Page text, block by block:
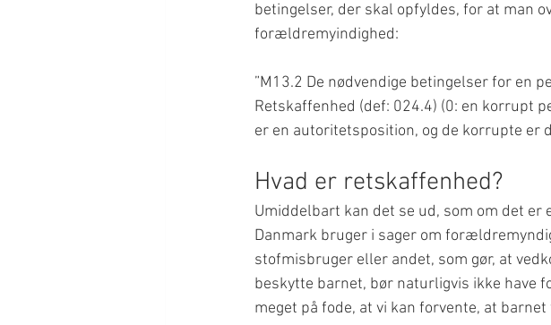
betingelser, der skal opfyldes, for at man
forældremyindighed:
”M13.2 De nødvendige betingelser for en
Retskaffenhed (def: 024.4) (0: en korrupt
er en autoritetsposition, og de korrupte er
Hvad er retskaffenhed?
Umiddelbart kan det se ud, som om det
Danmark bruger i sager om
stofmisbruger eller andet, som gør, at
beskytte barnet, bør naturligvis ikke have
meget på fode, at vi kan forvente, at